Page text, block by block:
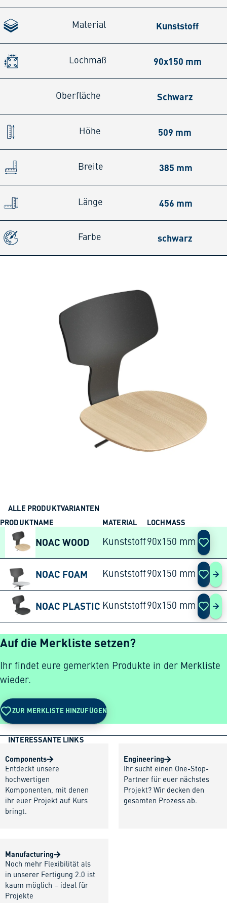
Material Kunststoff
Lochmaß 90x150 mm
Oberfläche Schwarz
Höhe 509 mm
Breite 385 mm
Länge 456 mm
Farbe schwarz
ALLE PRODUKTVARIANTEN
PRODUKTNAME
MATERIAL LOCHMASS
NOAC WOOD Kunststoff90x150 mm
NOAC FOAM Kunststoff90x150 mm
NOAC PLASTIC Kunststoff90x150 mm
Auf die Merkliste setzen?
Ihr findet eure gemerkten Produkte in der Merkliste
wieder.
ZUR MERKLISTE HINZUFÜGEN
INTERESSANTE LINKS
Components
Entdeckt unsere
hochwertigen
Komponenten, mit denen
ihr euer Projekt auf Kurs
bringt.
Engineering
Ihr sucht einen One-Stop-
Partner für euer nächstes
Projekt? Wir decken den
gesamten Prozess ab.
Manufacturing
Noch mehr Flexibilität als
in unserer Fertigung 2.0 ist
kaum möglich – ideal für
Projekte